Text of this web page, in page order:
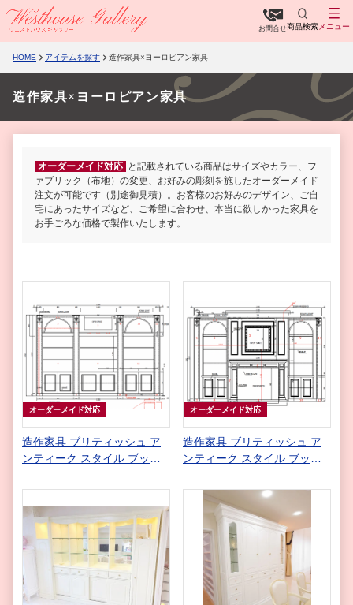
お問合せ商品検索 メニュー
HOME アイテムを探す 造作家具×ヨーロピアン家具
造作家具×ヨーロピアン家具
オーダーメイド対応 と記載されている商品はサイズやカラー、フ
ァブリック（布地）の変更、お好みの彫刻を施したオーダーメイド
注文が可能です（別途御見積）。お客様のお好みのデザイン、ご自
宅にあったサイズなど、ご希望に合わせ、本当に欲しかった家具を
お手ごろな価格で製作いたします。
オーダーメイド対応
造作家具 ブリティッシュ ア
ンティーク スタイル ブック
オーダーメイド対応
造作家具 ブリティッシュ ア
ンティーク スタイル ブック